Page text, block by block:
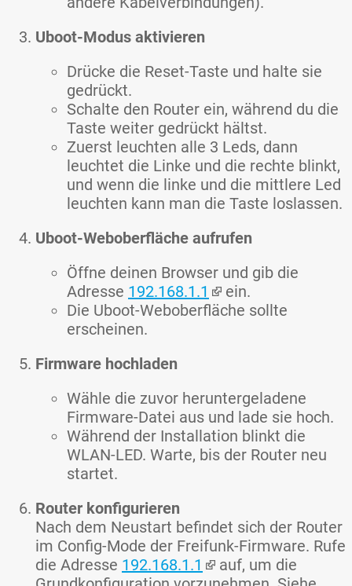
Uboot-Modus aktivieren
Drücke die Reset-Taste und halte sie
gedrückt.
Schalte den Router ein, während du die
Taste weiter gedrückt hältst.
Zuerst leuchten alle 3 Leds, dann
leuchtet die Linke und die rechte blinkt,
und wenn die linke und die mittlere Led
leuchten kann man die Taste loslassen.
Uboot-Weboberfläche aufrufen
Öffne deinen Browser und gib die
Adresse 192.168.1.1
ein.
Die Uboot-Weboberfläche sollte
erscheinen.
Firmware hochladen
Wähle die zuvor heruntergeladene
Firmware-Datei aus und lade sie hoch.
Während der Installation blinkt die
WLAN-LED. Warte, bis der Router neu
startet.
Router konfigurieren
Nach dem Neustart befindet sich der Router
im Config-Mode der Freifunk-Firmware. Rufe
die Adresse 192.168.1.1
auf, um die